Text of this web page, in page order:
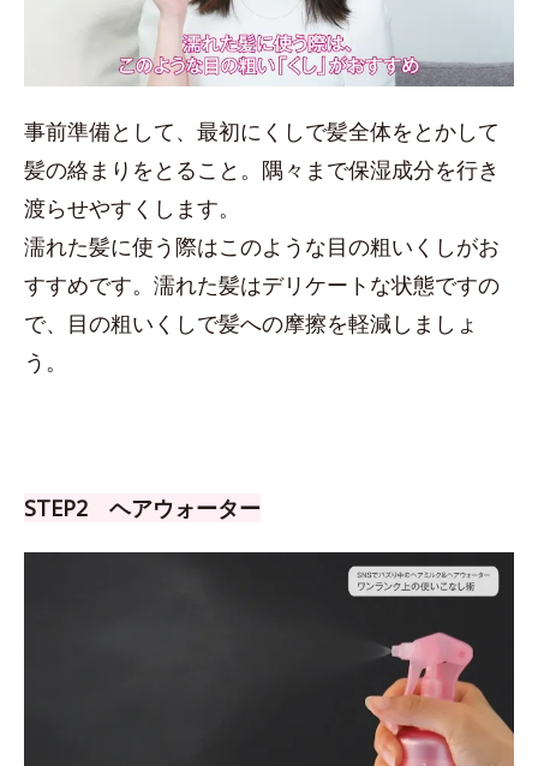
事前準備として、最初にくしで髪全体をとかして
髪の絡まりをとること。隅々まで保湿成分を行き
渡らせやすくします。
濡れた髪に使う際はこのような目の粗いくしがお
すすめです。濡れた髪はデリケートな状態ですの
で、目の粗いくしで髪への摩擦を軽減しましょ
う。
STEP2 ヘアウォーター